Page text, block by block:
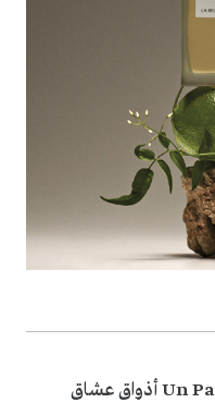
تناسب تشكيلة Un Paseo Por Madrid أذواق عشاق